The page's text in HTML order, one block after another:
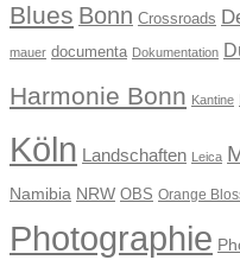
Blues Bonn Crossroads
mauer documenta Dokumentation
Harmonie Bonn Kantine
Köln Landschaften Leica
Namibia NRW OBS Orange
Photographie